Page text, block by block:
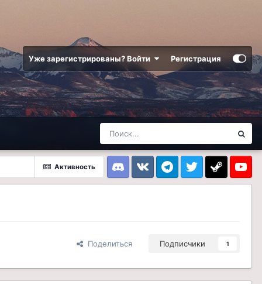
Уже зарегистрированы? Войти Регистрация
Активность
DiscordVK TelegramTwitter Steam
Поделиться Подписчики 1